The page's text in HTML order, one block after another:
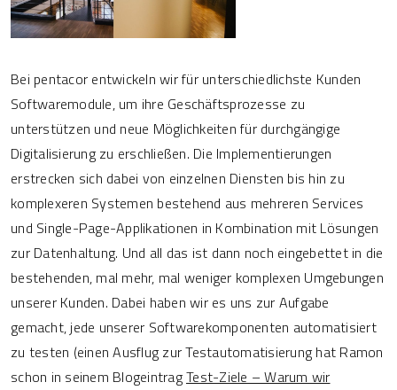
Bei pentacor entwickeln wir für unterschiedlichste Kunden
Softwaremodule, um ihre Geschäftsprozesse zu
unterstützen und neue Möglichkeiten für durchgängige
Digitalisierung zu erschließen. Die Implementierungen
erstrecken sich dabei von einzelnen Diensten bis hin zu
komplexeren Systemen bestehend aus mehreren Services
und Single-Page-Applikationen in Kombination mit Lösungen
zur Datenhaltung. Und all das ist dann noch eingebettet in die
bestehenden, mal mehr, mal weniger komplexen Umgebungen
unserer Kunden. Dabei haben wir es uns zur Aufgabe
gemacht, jede unserer Softwarekomponenten automatisiert
zu testen (einen Ausflug zur Testautomatisierung hat Ramon
schon in seinem BlogeintragTest-Ziele – Warum wir